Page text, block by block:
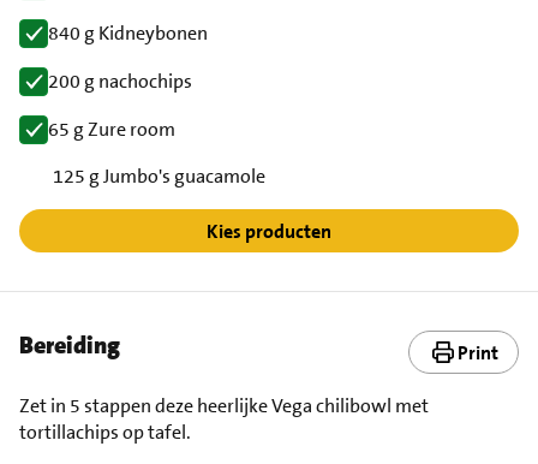
840 g Kidneybonen
200 g nachochips
65 g Zure room
125 g Jumbo's guacamole
Kies producten
Bereiding Print
Zet in 5 stappen deze heerlijke Vega chilibowl met
tortillachips op tafel.